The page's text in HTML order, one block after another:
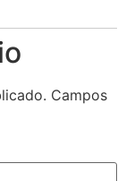
Campos